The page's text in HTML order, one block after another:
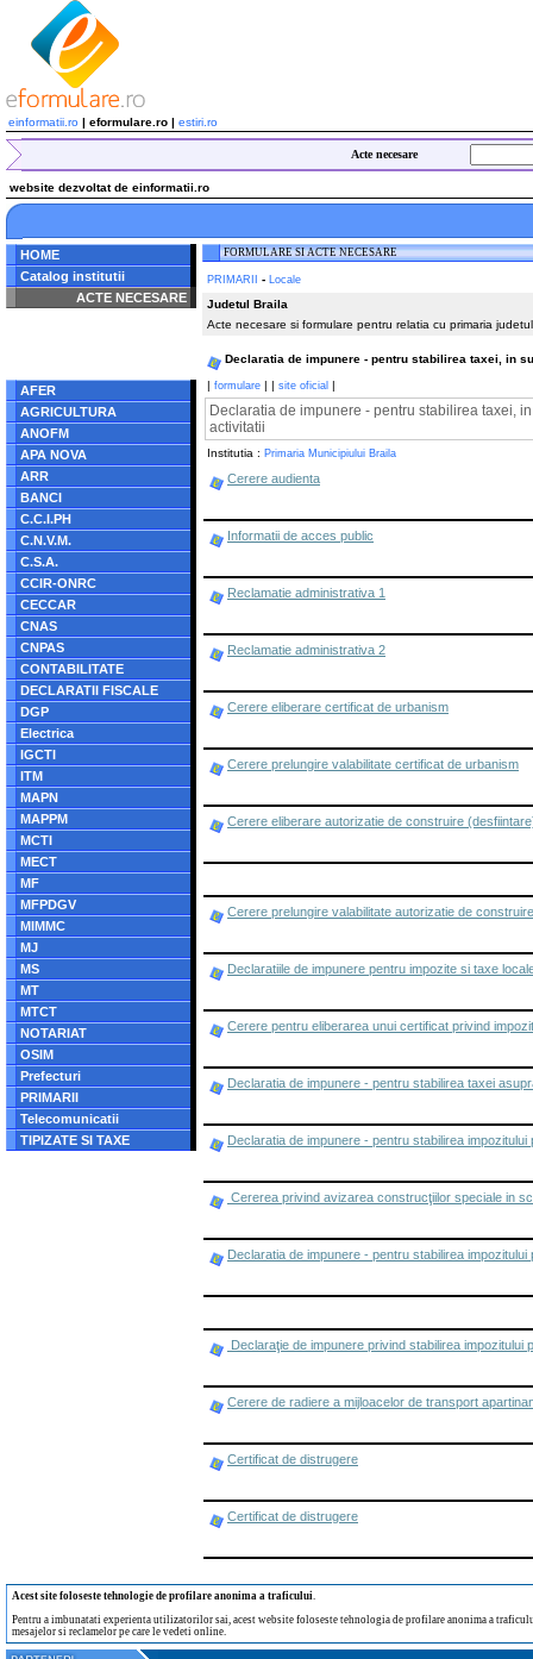
einformatii.ro | eformulare.ro | estiri.ro
Acte necesare
website dezvoltat de einformatii.ro
HOME
Catalog institutii
ACTE NECESARE
/home/eformulare.ro/public_html/navigare/stanga.php
AFER
AGRICULTURA
ANOFM
APA NOVA
ARR
BANCI
C.C.I.PH
C.N.V.M.
C.S.A.
CCIR-ONRC
CECCAR
CNAS
CNPAS
CONTABILITATE
DECLARATII FISCALE
DGP
Electrica
IGCTI
ITM
MAPN
MAPPM
MCTI
MECT
MF
MFPDGV
MIMMC
MJ
MS
MT
MTCT
NOTARIAT
OSIM
Prefecturi
PRIMARII
Telecomunicatii
TIPIZATE SI TAXE
FORMULARE SI ACTE NECESARE
PRIMARII - Locale
Judetul Braila
Acte necesare si formulare pentru relatia cu primaria
Declaratia de impunere - pentru stabilirea taxei, in
| formulare | | site oficial |
Declaratia de impunere - pentru stabilirea taxei,
activitatii
Institutia : Primaria Municipiului Braila
Cerere audienta
Informatii de acces public
Reclamatie administrativa 1
Reclamatie administrativa 2
Cerere eliberare certificat de urbanism
Cerere prelungire valabilitate certificat de urbanism
Cerere eliberare autorizatie de construire
Cerere prelungire valabilitate autorizatie de
Declaratiile de impunere pentru impozite si taxe
Cerere pentru eliberarea unui certificat privind
Declaratia de impunere - pentru stabilirea taxei
Declaratia de impunere - pentru stabilirea
Cererea privind avizarea construcţiilor speciale in
Declaratia de impunere - pentru stabilirea
Declaraţie de impunere privind stabilirea
Cerere de radiere a mijloacelor de transport
Certificat de distrugere
Certificat de distrugere
Acest site foloseste tehnologie de profilare anonima a traficului.
Pentru a imbunatati experienta utilizatorilor sai, acest website foloseste tehnologia de profilare anonima a
mesajelor si reclamelor pe care le vedeti online.